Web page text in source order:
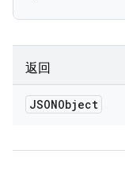
返回
JSONObject